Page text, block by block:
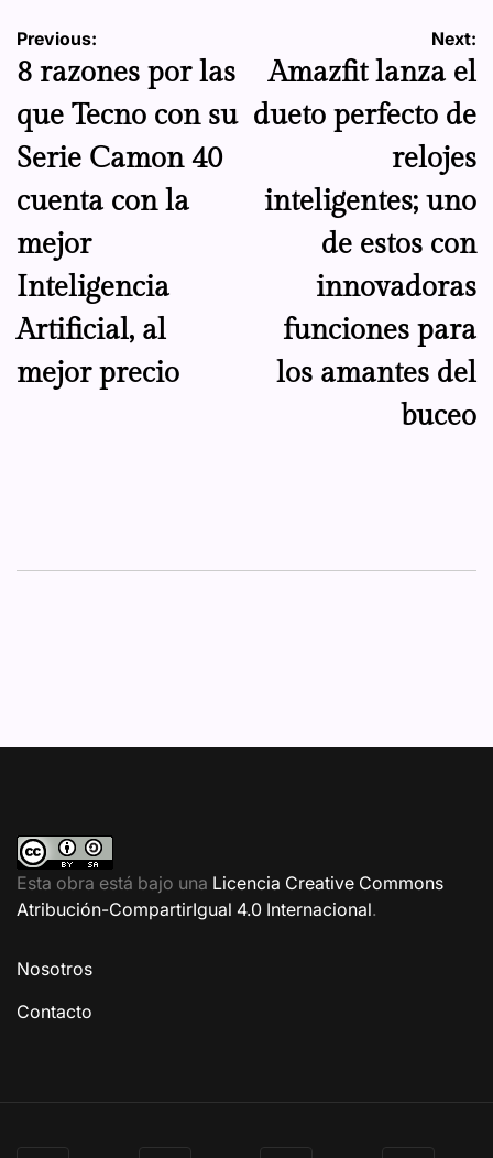
Navegación
de
entradas
Previous:
8 razones por las
que Tecno con su
Serie Camon 40
cuenta con la
mejor
Inteligencia
Artificial, al
mejor precio
Next:
Amazfit lanza el
dueto perfecto de
relojes
inteligentes; uno
de estos con
innovadoras
funciones para
los amantes del
buceo
Esta obra está bajo una Licencia Creative Commons
Atribución-CompartirIgual 4.0 Internacional.
Nosotros
Contacto